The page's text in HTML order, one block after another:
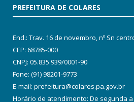
PREFEITURA DE COLARES
End.: Trav. 16 de novembro, nº Sn
CEP: 68785-000
CNPJ: 05.835.939/0001-90
Fone: (91) 98201-9773
E-mail: prefeitura@colares.pa.gov.br
Horário de atendimento: De segunda